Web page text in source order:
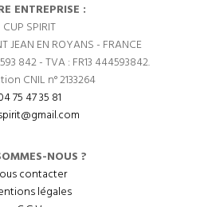
ENTREPRISE :
CUP SPIRIT
JEAN EN ROYANS - FRANCE
842 - TVA : FR13 444593842.
CNIL n° 2133264
75 47 35 81
NOUS ?
contacter
légales